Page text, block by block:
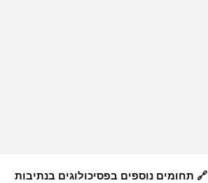
🔗 תחומים נוספים בפסיכולוגים בנתיבות